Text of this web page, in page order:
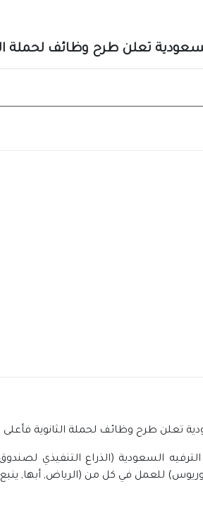
تعلن طرح وظائف لحملة الثانوية
طرح وظائف لحملة الثانوية فأعلى في 4 مدن
للعمل في كل من (الرياض, أبها,